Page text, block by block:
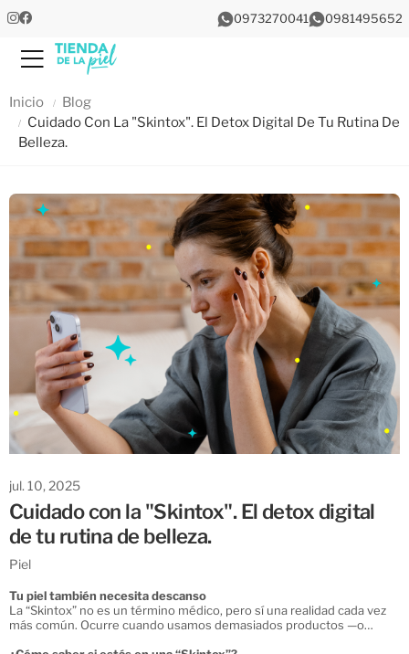
0973270041 0981495652
Menu
Inicio
Blog
Cuidado Con La "Skintox". El Detox Digital De Tu Rutina De
Belleza.
jul. 10, 2025
Cuidado con la "Skintox". El detox digital
de tu rutina de belleza.
Piel
Tu piel también necesita descanso
La “Skintox” no es un término médico, pero sí una realidad cada vez
más común. Ocurre cuando usamos demasiados productos —o